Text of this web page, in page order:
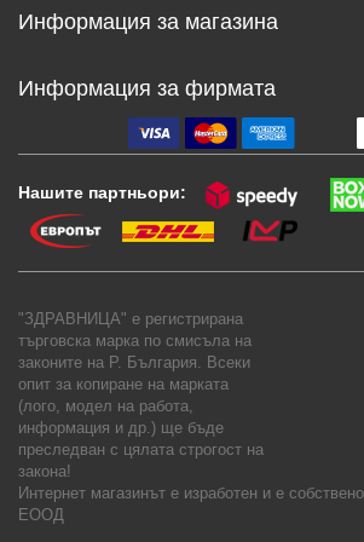
Информация за магазина
Информация за фирмата
Нашите партньори:
"ЗДРАВНИЦА" е регистрирана
търговска марка по смисъла на
законите на Р. България. Всеки
опит за копиране на марката
(лого, модел на работа,
информация и др.) ще бъде
преследван с цялата строгост на
закона!
Интернет магазинът е изработен и е
ЕООД